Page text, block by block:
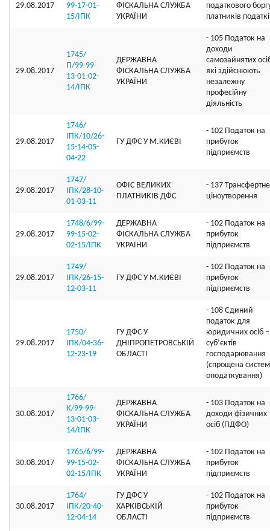
29.08.2017
99-17-01-
15/ІПК
ФІСКАЛЬНА СЛУЖБА
УКРАЇНИ
податкового
платників
29.08.2017
1745/
П/99-99-
13-01-02-
14/ІПК
ДЕРЖАВНА
ФІСКАЛЬНА СЛУЖБА
УКРАЇНИ
- 105 Податок на
доходи
самозайнятих
які здійснюють
незалежну
професійну
діяльність
29.08.2017
1746/
ІПК/10/26-
15-14-05-
04-22
ГУ ДФС У М.КИЄВI
- 102 Податок на
прибуток
підприємств
29.08.2017
1747/
ІПК/28-10-
01-03-11
ОФIС ВЕЛИКИХ
ПЛАТНИКIВ ДФС
- 137 Трансфертне
ціноутворення
29.08.2017
1748/6/99-
99-15-02-
02-15/ІПК
ДЕРЖАВНА
ФІСКАЛЬНА СЛУЖБА
УКРАЇНИ
- 102 Податок на
прибуток
підприємств
29.08.2017
1749/
ІПК/26-15-
12-03-11
ГУ ДФС У М.КИЄВI
- 102 Податок на
прибуток
підприємств
29.08.2017
1750/
ІПК/04-36-
12-23-19
ГУ ДФС У
ДНIПРОПЕТРОВСЬКIЙ
ОБЛАСТI
- 108 Єдиний
податок для
юридичних осіб –
суб’єктів
господарювання
(спрощена
оподаткування)
30.08.2017
1766/
К/99-99-
13-01-03-
14/ІПК
ДЕРЖАВНА
ФІСКАЛЬНА СЛУЖБА
УКРАЇНИ
- 103 Податок на
доходи фізичних
осіб (ПДФО)
30.08.2017
1765/6/99-
99-15-02-
02-15/ІПК
ДЕРЖАВНА
ФІСКАЛЬНА СЛУЖБА
УКРАЇНИ
- 102 Податок на
прибуток
підприємств
30.08.2017
1764/
ІПК/20-40-
12-04-14
ГУ ДФС У
ХАРКIВСЬКIЙ
ОБЛАСТI
- 102 Податок на
прибуток
підприємств